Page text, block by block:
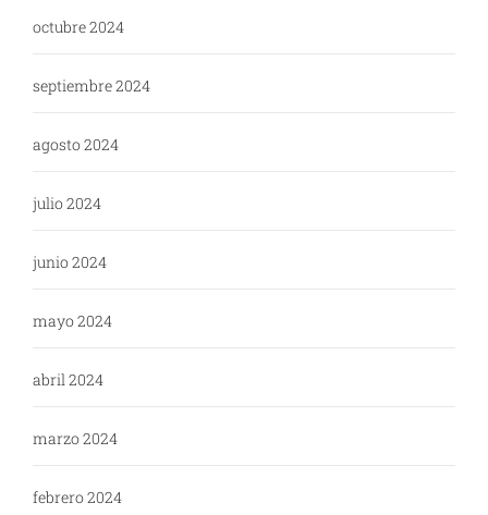
octubre 2024
septiembre 2024
agosto 2024
julio 2024
junio 2024
mayo 2024
abril 2024
marzo 2024
febrero 2024